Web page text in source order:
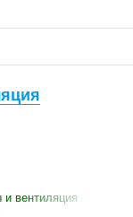
вентиляция